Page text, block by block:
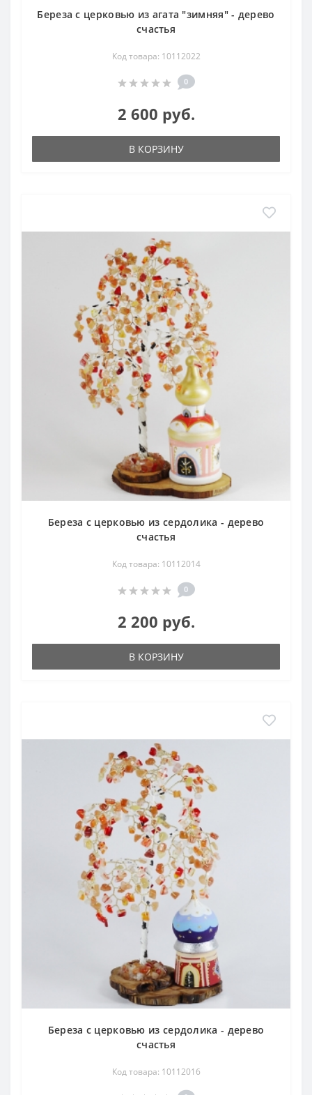
Береза с церковью из агата "зимняя" - дерево
счастья
Код товара: 10112022
0
2 600 руб.
В КОРЗИНУ
Береза с церковью из сердолика - дерево
счастья
Код товара: 10112014
0
2 200 руб.
В КОРЗИНУ
Береза с церковью из сердолика - дерево
счастья
Код товара: 10112016